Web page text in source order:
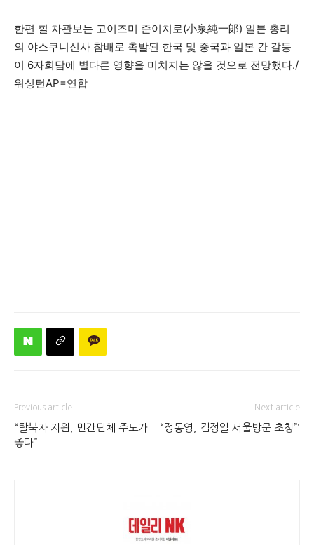
한편 힐 차관보는 고이즈미 준이치로(小泉純一郞) 일본 총리
의 야스쿠니신사 참배로 촉발된 한국 및 중국과 일본 간 갈등
이 6자회담에 별다른 영향을 미치지는 않을 것으로 전망했다./
워싱턴AP=연합
Previous article
“탈북자 지원, 민간단체 주도가
좋다”
Next article
“정동영, 김정일 서울방문 초청”‘